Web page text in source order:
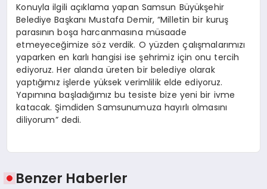
Konuyla ilgili açıklama yapan Samsun Büyükşehir
Belediye Başkanı Mustafa Demir, “Milletin bir kuruş
parasının boşa harcanmasına müsaade
etmeyeceğimize söz verdik. O yüzden çalışmalarımızı
yaparken en karlı hangisi ise şehrimiz için onu tercih
ediyoruz. Her alanda üreten bir belediye olarak
yaptığımız işlerde yüksek verimlilik elde ediyoruz.
Yapımına başladığımız bu tesiste bize yeni bir ivme
katacak. Şimdiden Samsunumuza hayırlı olmasını
diliyorum” dedi.
Benzer Haberler